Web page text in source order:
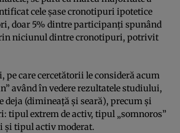
cele șase cronotipuri ipotetice
doar 5% dintre participanți spunând
niciunul dintre cronotipuri, potrivit
pe care cercetătorii le consideră acum
având în vedere rezultatele studiului,
(dimineață și seară), precum și
tipul extrem de activ, tipul „somnoros”
și tipul activ moderat.